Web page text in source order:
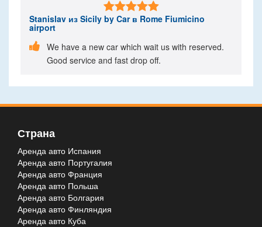

Stanislav из Sicily by Car в Rome Fiumicino
airport
 We have a new car which wait us with reserved.
Good service and fast drop off.
Страна
Аренда авто Испания
Аренда авто Португалия
Аренда авто Франция
Аренда авто Польша
Аренда авто Болгария
Аренда авто Финляндия
Аренда авто Куба